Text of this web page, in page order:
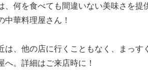
、何を食べても間違いない美味さを提
中華料理屋さん！
は、他の店に行くこともなく、まっす
へ。詳細はご来店時に！